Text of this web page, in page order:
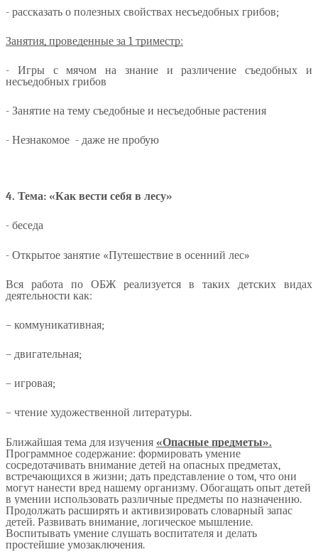
- рассказать о полезных свойствах несъедобных грибов;
Занятия, проведенные за 1 триместр:
- Игры с мячом на знание и различение съедобных и
несъедобных грибов
- Занятие на тему съедобные и несъедобные растения
- Незнакомое - даже не пробую
4. Тема: «Как вести себя в лесу»
- беседа
- Открытое занятие «Путешествие в осенний лес»
Вся работа по ОБЖ реализуется в таких детских видах
деятельности как:
– коммуникативная;
– двигательная;
– игровая;
– чтение художественной литературы.
Ближайшая тема для изучения «Опасные предметы».
Программное содержание: формировать умение
сосредотачивать внимание детей на опасных предметах,
встречающихся в жизни; дать представление о том, что они
могут нанести вред нашему организму. Обогащать опыт детей
в умении использовать различные предметы по назначению.
Продолжать расширять и активизировать словарный запас
детей. Развивать внимание, логическое мышление.
Воспитывать умение слушать воспитателя и делать
простейшие умозаключения.